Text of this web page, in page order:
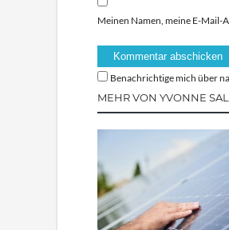
Meinen Namen, meine E-Mail-
Benachrichtige mich über
MEHR VON YVONNE